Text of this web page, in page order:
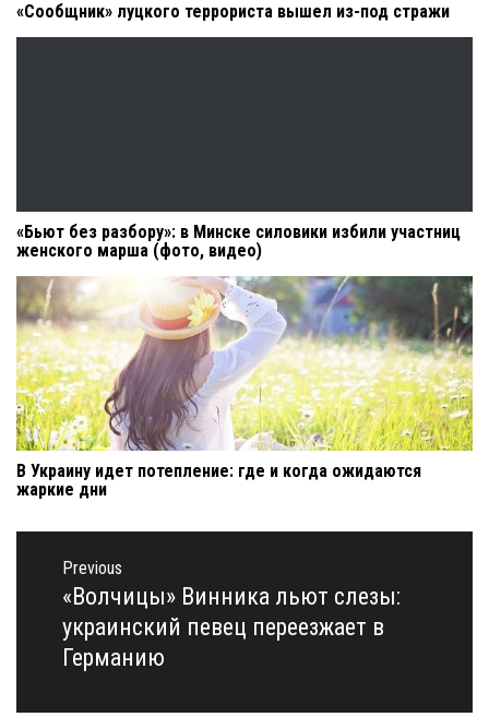
«Сообщник» луцкого террориста вышел из-под стражи
«Бьют без разбору»: в Минске силовики избили участниц
женского марша (фото, видео)
В Украину идет потепление: где и когда ожидаются
жаркие дни
Навигация
записям
Previous
Previous
post:
«Волчицы» Винника льют слезы:
украинский певец переезжает в
Германию